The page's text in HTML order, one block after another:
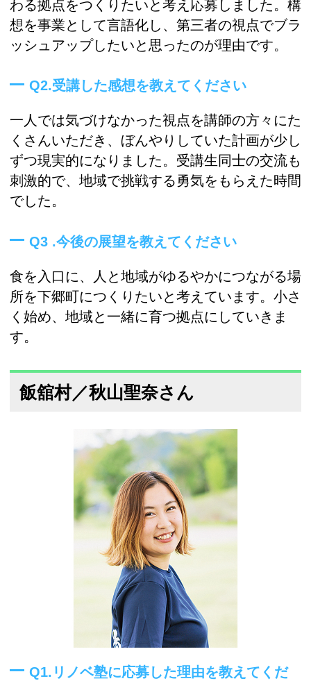
わる拠点をつくりたいと考え応募しました。構
想を事業として言語化し、第三者の視点でブラ
ッシュアップしたいと思ったのが理由です。
Q2.受講した感想を教えてください
一人では気づけなかった視点を講師の方々にた
くさんいただき、ぼんやりしていた計画が少し
ずつ現実的になりました。受講生同士の交流も
刺激的で、地域で挑戦する勇気をもらえた時間
でした。
Q3 .今後の展望を教えてください
食を入口に、人と地域がゆるやかにつながる場
所を下郷町につくりたいと考えています。小さ
く始め、地域と一緒に育つ拠点にしていきま
す。
飯舘村／秋山聖奈さん
Q1.リノベ塾に応募した理由を教えてくだ